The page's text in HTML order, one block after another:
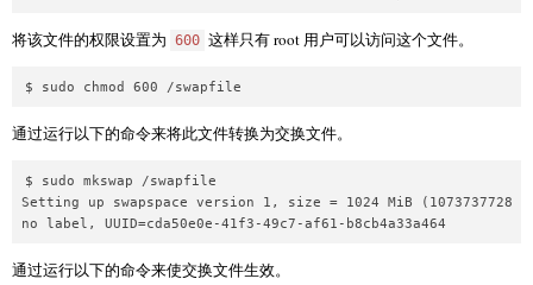
将该文件的权限设置为 600 这样只有 root 用户可以访问这个文件。
通过运行以下的命令来将此文件转换为交换文件。
$ sudo mkswap /swapfile
Setting up swapspace version 1, size = 1024 MiB (1073737728
通过运行以下的命令来使交换文件生效。